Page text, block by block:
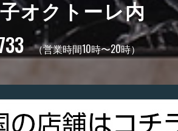
オクトーレ内
（営業時間10時〜20時）